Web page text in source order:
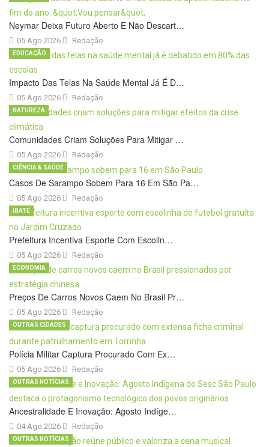
Neymar Deixa Futuro Aberto E Não Descart…
05 Ago 2026 Redação
Impacto Das Telas Na Saúde Mental Já É D…
05 Ago 2026
EDUCAÇÃO
Redação
Comunidades Criam Soluções Para Mitigar …
05 Ago 2026
NATUREZA
Redação
Casos De Sarampo Sobem Para 16 Em São Pa…
05 Ago 2026
CIÊNCIA & SAÚDE
Redação
Prefeitura Incentiva Esporte Com Escolin…
05 Ago 2026
IBATÉ
Redação
Preços De Carros Novos Caem No Brasil Pr…
05 Ago 2026
ECONOMIA
Redação
Polícia Militar Captura Procurado Com Ex…
05 Ago 2026
OUTRAS CIDADES
Redação
Ancestralidade E Inovação: Agosto Indíge…
04 Ago 2026
OUTRAS NOTÍCIAS
Redação
OUTRAS NOTÍCIAS